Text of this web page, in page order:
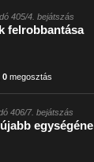
405/4. bejátszás
felrobbantása
,0 megosztás
406/7. bejátszás